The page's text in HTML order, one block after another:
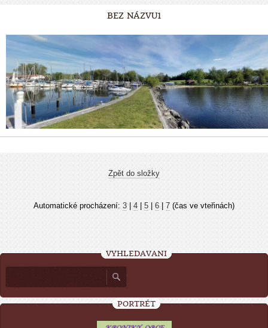
BEZ NÁZVU1
Zpět do složky
Automatické procházení: 3 4 5 6 7 (čas ve vteřinách)
VYHLEDÁVÁNÍ
PORTRÉT